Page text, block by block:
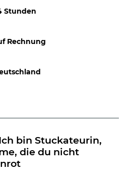
Stunden
Rechnung
bin Stuckateurin,
die du nicht